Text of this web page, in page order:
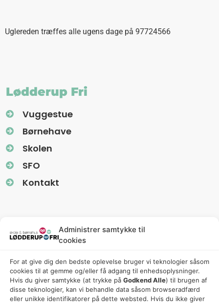
Administrer samtykke til
cookies
For at give dig den bedste oplevelse bruger vi teknologier såsom
cookies til at gemme og/eller få adgang til enhedsoplysninger.
Hvis du giver samtykke (at trykke på Godkend Alle) til brugen af ​​
disse teknologier, kan vi behandle data såsom browseradfærd
eller unikke identifikatorer på dette websted. Hvis du ikke giver
Uglereden træffes alle ugens dage på 97724566
Lødderup Fri
Vuggestue
Børnehave
Skolen
SFO
Kontakt
Information
Nyhedsbreve (Uglereden)
Fredagsbreve (Friskolen)
Privatlivspolitik
Cookiepolitik